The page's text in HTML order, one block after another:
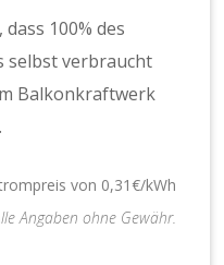
100% des
selbst verbraucht
Balkonkraftwerk
von 0,31€/kWh
Angaben ohne Gewähr.